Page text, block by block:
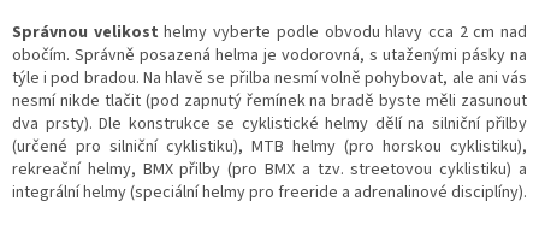
Správnou velikost helmy vyberte podle obvodu hlavy cca 2 cm nad
obočím. Správně posazená helma je vodorovná, s utaženými pásky na
týle i pod bradou. Na hlavě se přilba nesmí volně pohybovat, ale ani vás
nesmí nikde tlačit (pod zapnutý řemínek na bradě byste měli zasunout
dva prsty). Dle konstrukce se cyklistické helmy dělí na silniční přilby
(určené pro silniční cyklistiku), MTB helmy (pro horskou cyklistiku),
rekreační helmy, BMX přilby (pro BMX a tzv. streetovou cyklistiku) a
integrální helmy (speciální helmy pro freeride a adrenalinové disciplíny).